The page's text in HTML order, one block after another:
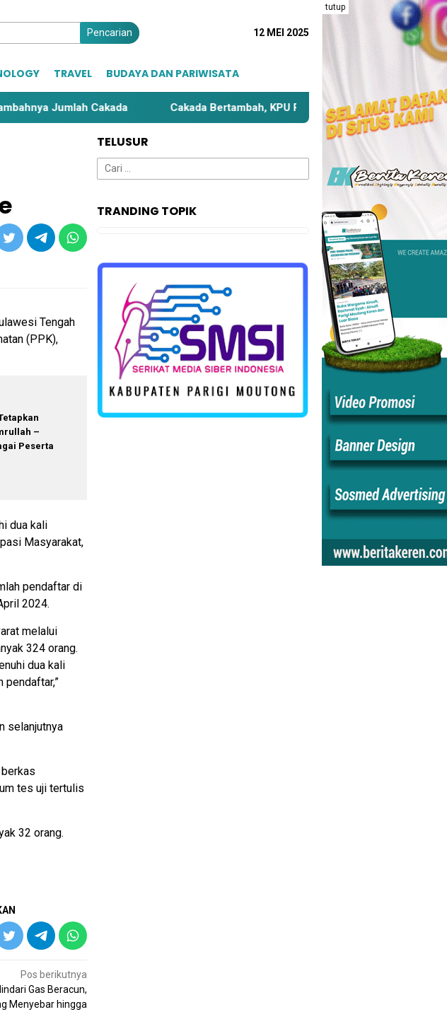
tutup
Pencarian 12 MEI 2025
TRAVEL BUDAYA DAN PARIWISATA
Jumlah Cakada Cakada Bertambah, KPU Parimo Bahas Kembali Zona Kampanye
Tengah
(PPK),
–
Peserta
dua kali
Masyarakat,
pendaftar di
2024.
melalui
324 orang.
dua kali
pendaftar,”
selanjutnya
tes uji tertulis
32 orang.
Pos berikutnya
Gas Beracun,
Menyebar hingga
TELUSUR
Cari
untuk:
TRANDING TOPIK